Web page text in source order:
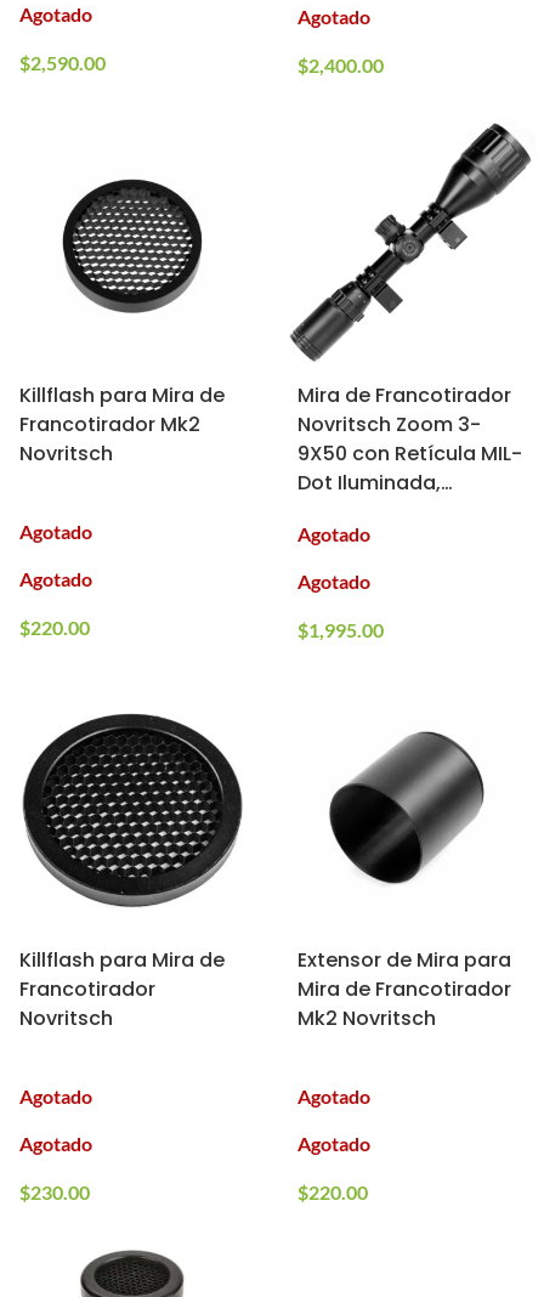
Agotado
$2,590.00
Agotado
$2,400.00
Killflash para Mira de
Francotirador Mk2
Novritsch
Agotado
Agotado
$220.00
Mira de Francotirador
Novritsch Zoom 3-
9X50 con Retícula MIL-
Dot Iluminada,
Anillos para Montaje
Agotado
Agotado
$1,995.00
Killflash para Mira de
Francotirador
Novritsch
Agotado
Agotado
$230.00
Extensor de Mira para
Mira de Francotirador
Mk2 Novritsch
Agotado
Agotado
$220.00